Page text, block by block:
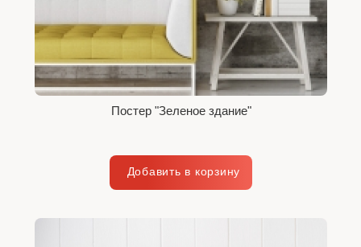
Постер "Зеленое здание"